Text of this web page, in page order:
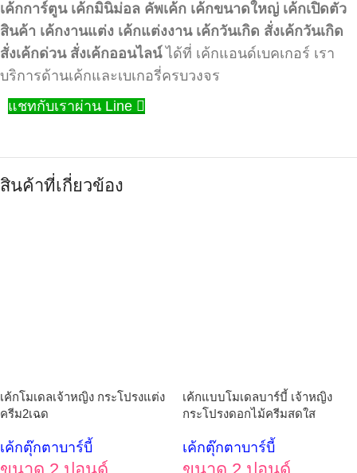
เค้กการ์ตูน เค้กมินิม่อล คัพเค้ก เค้กขนาดใหญ่ เค้กเปิดตัว
สินค้า เค้กงานแต่ง เค้กแต่งงาน เค้กวันเกิด สั่งเค้กวันเกิด
สั่งเค้กด่วน สั่งเค้กออนไลน์ได้ที่ เค้กแอนด์เบคเกอร์ เรา
บริการด้านเค้กและเบเกอรี่ครบวงจร
แชทกับเราผ่าน Line
สินค้าที่เกี่ยวข้อง
เค้กโมเดลเจ้าหญิง กระโปรงแต่ง
ครีม2เฉด
เค้กตุ๊กตาบาร์บี้
เค้กแบบโมเดลบาร์บี้ เจ้าหญิง
กระโปรงดอกไม้ครีมสดใส
เค้กตุ๊กตาบาร์บี้